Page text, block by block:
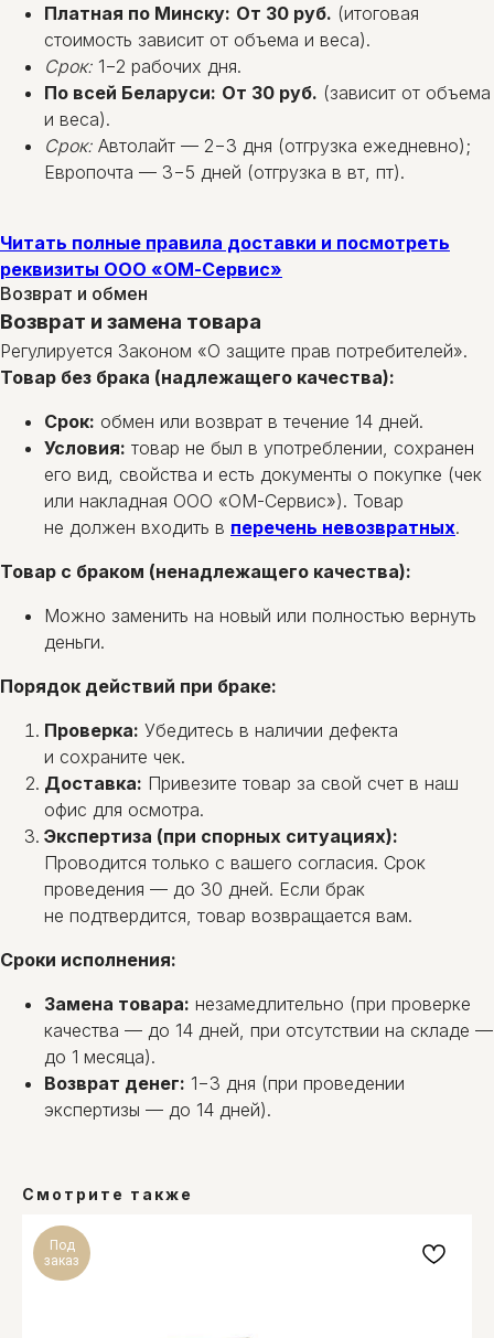
Платная по Минску: От 30 руб. (итоговая
стоимость зависит от объема и веса).
Срок: 1−2 рабочих дня.
По всей Беларуси: От 30 руб. (зависит от объема
и веса).
Срок: Автолайт — 2−3 дня (отгрузка ежедневно);
Европочта — 3−5 дней (отгрузка в вт, пт).
Читать полные правила доставки и посмотреть
реквизиты ООО «ОМ-Сервис»
Возврат и обмен
Возврат и замена товара
Регулируется Законом «О защите прав потребителей».
Товар без брака (надлежащего качества):
Срок: обмен или возврат в течение 14 дней.
Условия: товар не был в употреблении, сохранен
его вид, свойства и есть документы о покупке (чек
или накладная ООО «ОМ-Сервис»). Товар
не должен входить в перечень невозвратных.
Товар с браком (ненадлежащего качества):
Можно заменить на новый или полностью вернуть
деньги.
Порядок действий при браке:
Проверка: Убедитесь в наличии дефекта
и сохраните чек.
Доставка: Привезите товар за свой счет в наш
офис для осмотра.
Экспертиза (при спорных ситуациях):
Проводится только с вашего согласия. Срок
проведения — до 30 дней. Если брак
не подтвердится, товар возвращается вам.
Сроки исполнения:
Замена товара: незамедлительно (при проверке
качества — до 14 дней, при отсутствии на складе —
до 1 месяца).
Возврат денег: 1−3 дня (при проведении
экспертизы — до 14 дней).
Смотрите также
Под
заказ
ОМ-СЕРВИС
2-й этаж, каб. 2.
YouTube
Instagram
info@1454569.by
+375 (29) 145-45-69
+375 (17) 300-48-26
Блог
Вопросы
О компании
Договор оферты
Рейтинг 4,9 на основании
отзывов
Общество с ограниченной ответственностью "Ом-сервис"
223054, Минский район, а/г Острошицкий городок,
Свидетельство о государственной регистрации выдано
Минский райисполком на основании решения от
06.02.2014 № 247829. УНП: 691756477.
пр. Победителей, д23, корпус4, 220 004, г. Минск, код
Директор Малышко Игорь Максимович (действует на
основании Устава), приказ о назначении директора № 2 от